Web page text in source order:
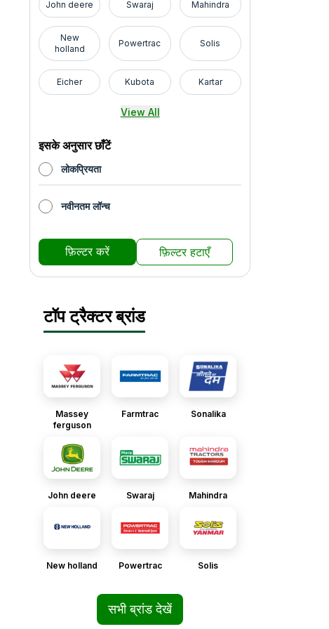
John deere Swaraj Mahindra
New
holland
Powertrac Solis
Eicher Kubota Kartar
View All
इसके अनुसार छाँटें
लोकप्रियता
नवीनतम लॉन्च
फ़िल्टर करें फ़िल्टर हटाएँ
टॉप ट्रैक्टर ब्रांड
Massey
ferguson
Farmtrac Sonalika
John deere Swaraj Mahindra
New holland Powertrac Solis
सभी ब्रांड देखें